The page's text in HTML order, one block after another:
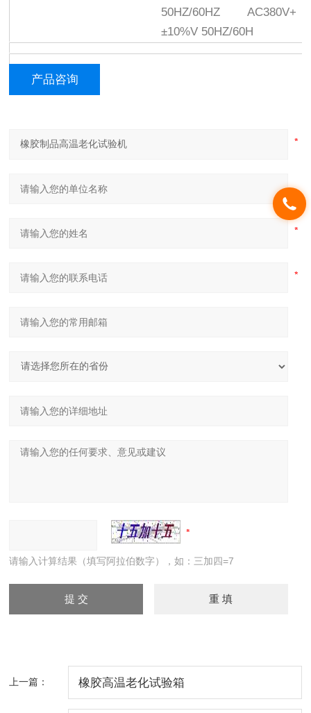
50HZ/60HZ AC380V+
±10%V 50HZ/60H
产品咨询
请输入计算结果（填写阿拉伯数字），如：三加四=7
上一篇： 橡胶高温老化试验箱